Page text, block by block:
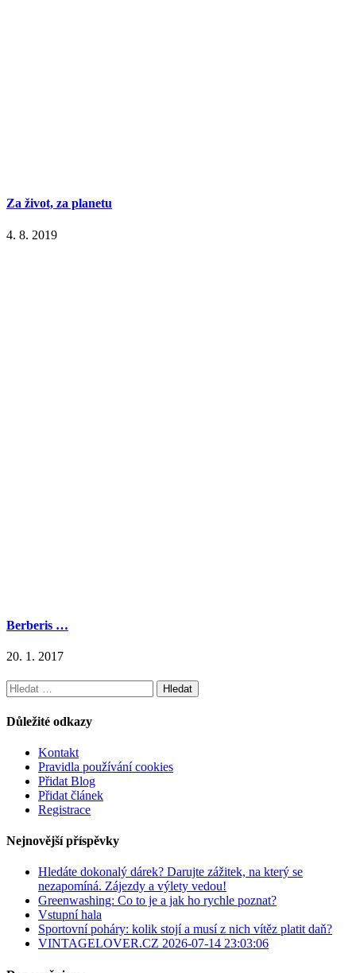
Za život, za planetu
4. 8. 2019
Berberis …
20. 1. 2017
Vyhledávání
Důležité odkazy
Kontakt
Pravidla používání cookies
Přidat Blog
Přidat článek
Registrace
Nejnovější příspěvky
Hledáte dokonalý dárek? Darujte zážitek, na který se
nezapomíná. Zájezdy a výlety vedou!
Greenwashing: Co to je a jak ho rychle poznat?
Vstupní hala
Sportovní poháry: kolik stojí a musí z nich vítěz platit daň?
VINTAGELOVER.CZ 2026-07-14 23:03:06